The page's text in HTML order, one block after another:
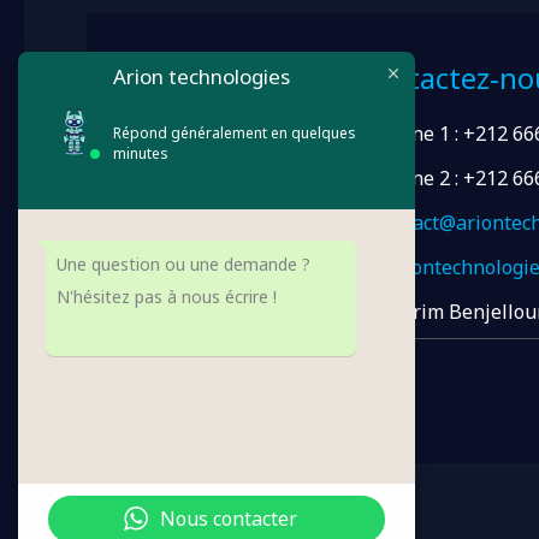
Contactez-
Téléphone 1 : +212
Téléphone 2 : +212
Email 2 :
Adresse : 13 Rue Abdelkrim
Arion technologies
Répond généralement en quelques
minutes
Une question ou une demande ?
N'hésitez pas à nous écrire !
Nous contacter